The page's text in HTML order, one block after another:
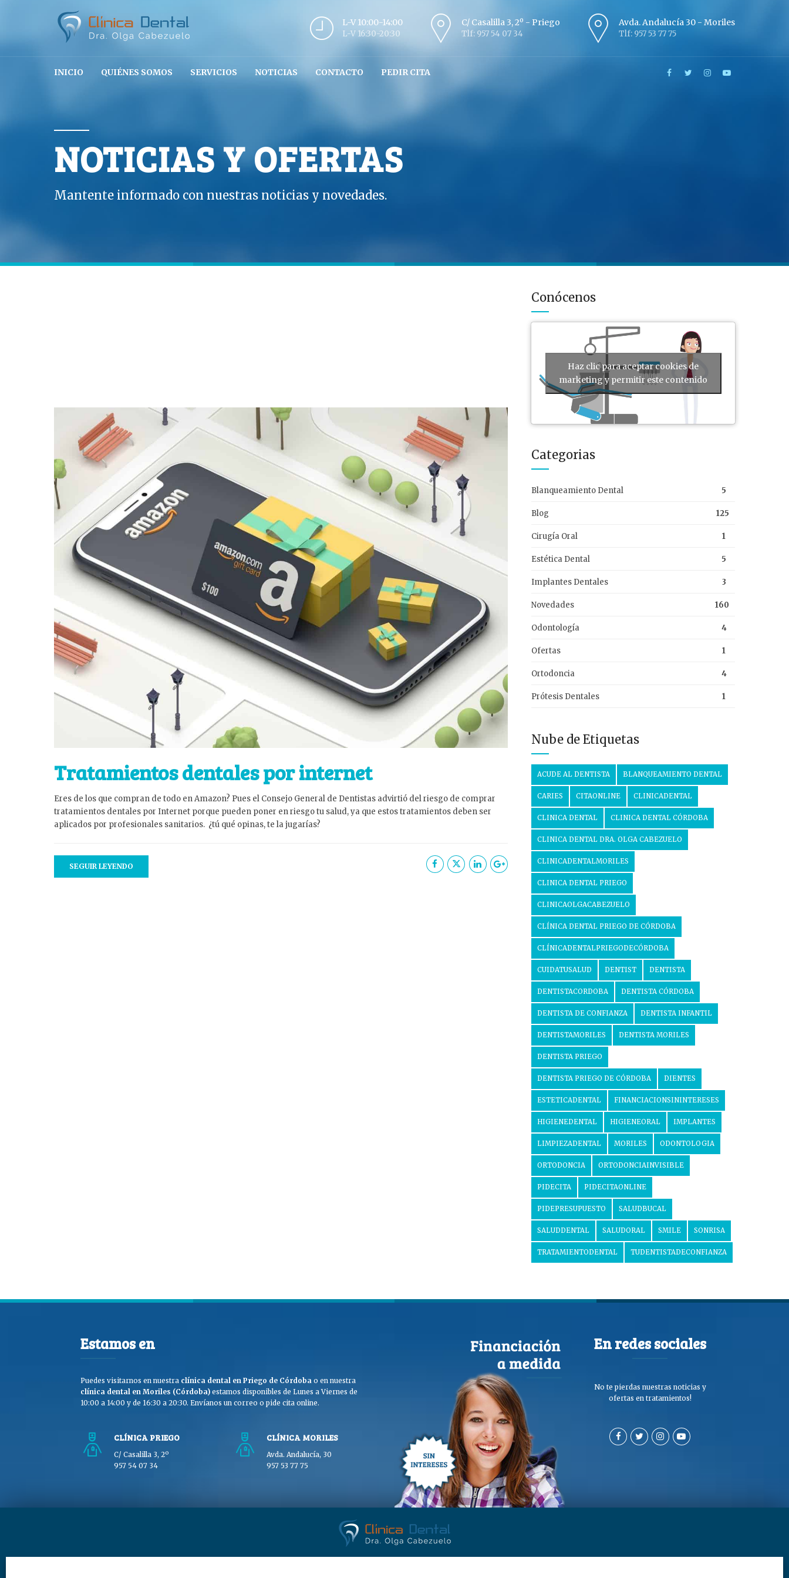
L-V 10:00-14:00
L-V 16:30-20:30
C/ Casalilla 3, 2º - Priego
Tlf: 957 54 07 34
Avda. Andalucía 30 - Moriles
Tlf: 957 53 77 75
INICIO QUIÉNES SOMOS SERVICIOS NOTICIAS CONTACTO PEDIR CITA
NOTICIAS Y OFERTAS
Mantente informado con nuestras noticias y novedades.
Tratamientos dentales por internet
Eres de los que compran de todo en Amazon? Pues el Consejo General de Dentistas advirtió del riesgo de comprar
tratamientos dentales por Internet porque pueden poner en riesgo tu salud, ya que estos tratamientos deben ser
aplicados por profesionales sanitarios. ¿tú qué opinas, te la jugarías?
SEGUIR LEYENDO
Conócenos
Haz clic para aceptar cookies de
marketing y permitir este contenido
Categorias
Blanqueamiento Dental 5
Blog 125
Cirugía Oral 1
Estética Dental 5
Implantes Dentales 3
Novedades 160
Odontología 4
Ofertas 1
Ortodoncia 4
Prótesis Dentales 1
Nube de Etiquetas
ACUDE AL DENTISTA BLANQUEAMIENTO DENTAL
CARIES CITAONLINE CLINICADENTAL
CLINICA DENTAL CLINICA DENTAL CÓRDOBA
CLINICA DENTAL DRA. OLGA CABEZUELO
CLINICADENTALMORILES
CLINICA DENTAL PRIEGO
CLINICAOLGACABEZUELO
CLÍNICA DENTAL PRIEGO DE CÓRDOBA
CLÍNICADENTALPRIEGODECÓRDOBA
CUIDATUSALUD DENTIST DENTISTA
DENTISTACORDOBA DENTISTA CÓRDOBA
DENTISTA DE CONFIANZA DENTISTA INFANTIL
DENTISTAMORILES DENTISTA MORILES
DENTISTA PRIEGO
DENTISTA PRIEGO DE CÓRDOBA DIENTES
ESTETICADENTAL FINANCIACIONSININTERESES
HIGIENEDENTAL HIGIENEORAL IMPLANTES
LIMPIEZADENTAL MORILES ODONTOLOGIA
ORTODONCIA ORTODONCIAINVISIBLE
PIDECITA PIDECITAONLINE
PIDEPRESUPUESTO SALUDBUCAL
SALUDDENTAL SALUDORAL SMILE SONRISA
TRATAMIENTODENTAL TUDENTISTADECONFIANZA
Estamos en
Puedes visitarnos en nuestra clínica dental en Priego de Córdoba o en nuestra
clínica dental en Moriles (Córdoba) estamos disponibles de Lunes a Viernes de
10:00 a 14:00 y de 16:30 a 20:30. Envíanos un correo o pide cita online.
CLÍNICA PRIEGO
C/ Casalilla 3, 2º
957 54 07 34
CLÍNICA MORILES
Avda. Andalucía, 30
957 53 77 75
En redes sociales
No te pierdas nuestras noticias y
ofertas en tratamientos!